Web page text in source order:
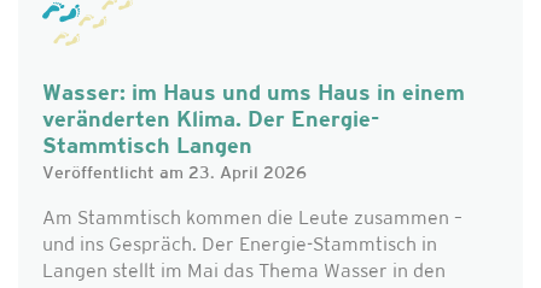
Wasser: im Haus und ums Haus in einem
veränderten Klima. Der Energie-
Stammtisch Langen
Veröffentlicht am 23. April 2026
Am Stammtisch kommen die Leute zusammen –
und ins Gespräch. Der Energie-Stammtisch in
Langen stellt im Mai das Thema Wasser in den